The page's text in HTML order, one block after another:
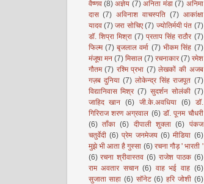
वैष्णव (8) अज्ञेय (7) अनिता मंडा (7) अनिमा
दास (7) अविनाश वाचस्पति (7) आकांक्षा
यादव (7) जरा सोचिए (7) ज्योतिर्मयी पंत (7)
डॉ. शिप्रा मिश्रा (7) प्रताप सिंह राठौर (7)
फिल्म (7) बृजलाल वर्मा (7) भीकम सिंह (7)
मंजूषा मन (7) मिसाल (7) रचनाकार (7) रमेश
गौतम (7) रश्मि प्रभा (7) लेखकों की अजब
गज़ब दुनिया (7) लोकेन्द्र सिंह राजपूत (7)
विद्यानिवास मिश्र (7) सुदर्शन सोलंकी (7)
जाहिद खान (6) जी.के.अवधिया (6) डॉ.
गिरिराज शरण अग्रवाल (6) डॉ. पूनम चौधरी
(6) ताँका (6) दीपाली शुक्ला (6) पंकज
चतुर्वेदी (6) प्रेम जनमेजय (6) मीडिया (6)
मुझे भी आता है गुस्सा (6) रचना गौड़ ' भारती '
(6) रचना श्रीवास्तव (6) राजेश पाठक (6)
राम अवतार सचान (6) वाह भई वाह (6)
सुजाता साहा (6) सॉनेट (6) हरि जोशी (6)